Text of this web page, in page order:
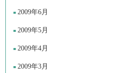
2009年6月
2009年5月
2009年4月
2009年3月